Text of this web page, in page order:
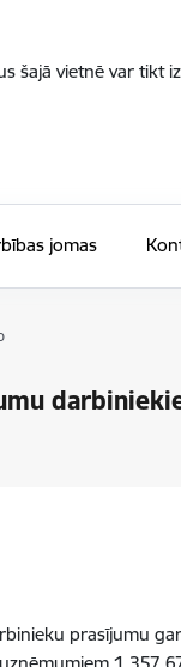
šajā vietnē var tikt
jomas
prasījumu